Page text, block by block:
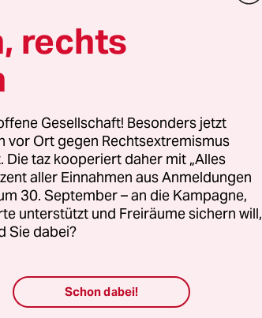
zwischen
Rehabilitierung
Menschen
einige
Gesetzes schon
rechnen. Auch,
ob wir
einen Antrag
rechts
Gesellschaft! Besonders jetzt
vor Ort gegen Rechtsextremismus
taz kooperiert daher mit „Alles
aller Einnahmen aus Anmeldungen
30. September – an die Kampagne,
unterstützt und Freiräume sichern will,
Sie dabei?
Schon dabei!